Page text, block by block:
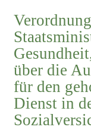
über die
für den
Dienst in